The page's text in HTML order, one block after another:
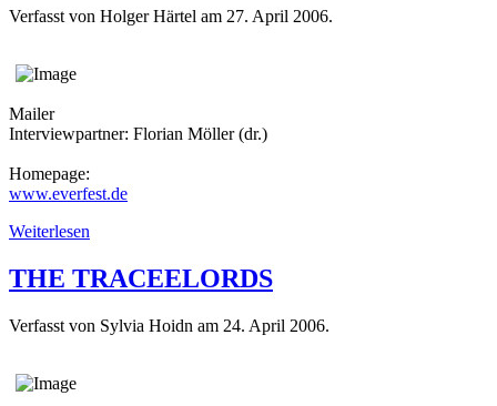
Verfasst von Holger Härtel am 27. April 2006.
Mailer
Interviewpartner: Florian Möller (dr.)
Homepage:
www.everfest.de
Weiterlesen
THE TRACEELORDS
Verfasst von Sylvia Hoidn am 24. April 2006.